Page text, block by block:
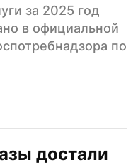
за 2025 год
в официальной
по
достали